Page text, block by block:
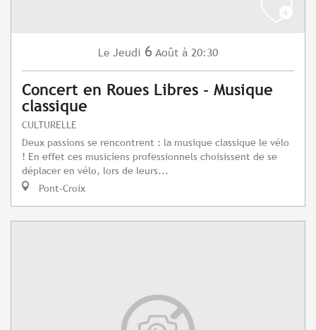
Le Jeudi 6 Août à 20:30
Concert en Roues Libres - Musique
classique
CULTURELLE
Deux passions se rencontrent : la musique classique le vélo
! En effet ces musiciens professionnels choisissent de se
déplacer en vélo, lors de leurs...
Pont-Croix